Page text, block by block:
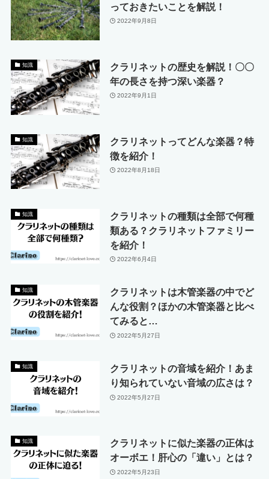
っておきたいことを解説！
2022年9月8日
知識
クラリネットの歴史を解説！〇〇
年の長さを持つ深い楽器？
2022年9月1日
知識
クラリネットってどんな楽器？特
徴を紹介！
2022年8月18日
知識
クラリネットの種類は全部で何種
類ある？クラリネットファミリー
を紹介！
2022年6月4日
知識
クラリネットは木管楽器の中でど
んな役割？ほかの木管楽器と比べ
てみると…
2022年5月27日
知識
クラリネットの音域を紹介！あま
り知られていない音域の広さは？
2022年5月27日
知識
クラリネットに似た楽器の正体は
オーボエ！肝心の「違い」とは？
2022年5月23日